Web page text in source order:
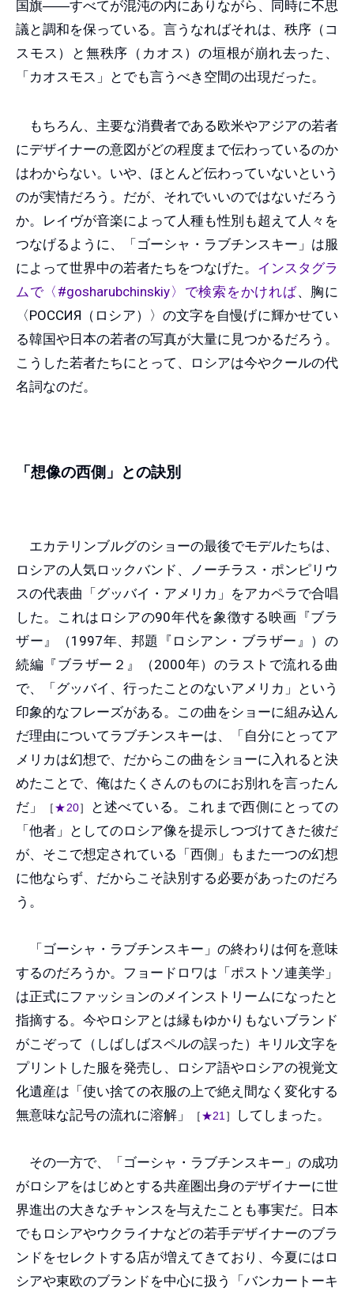
国旗――すべてが混沌の内にありながら、同時に不思
議と調和を保っている。言うなればそれは、秩序（コ
スモス）と無秩序（カオス）の垣根が崩れ去った、
「カオスモス」とでも言うべき空間の出現だった。
もちろん、主要な消費者である欧米やアジアの若者
にデザイナーの意図がどの程度まで伝わっているのか
はわからない。いや、ほとんど伝わっていないという
のが実情だろう。だが、それでいいのではないだろう
か。レイヴが音楽によって人種も性別も超えて人々を
つなげるように、「ゴーシャ・ラブチンスキー」は服
によって世界中の若者たちをつなげた。 インスタグラ
ムで〈#gosharubchinskiy〉で検索をかければ、胸に
〈РОССИЯ（ロシア）〉の文字を自慢げに輝かせてい
る韓国や日本の若者の写真が大量に見つかるだろう。
こうした若者たちにとって、ロシアは今やクールの代
名詞なのだ。
「想像の西側」との訣別
エカテリンブルグのショーの最後でモデルたちは、
ロシアの人気ロックバンド、ノーチラス・ポンピリウ
スの代表曲「グッバイ・アメリカ」をアカペラで合唱
した。これはロシアの90年代を象徴する映画『ブラ
ザー』（1997年、邦題『ロシアン・ブラザー』）の
続編『ブラザー２』（2000年）のラストで流れる曲
で、「グッバイ、行ったことのないアメリカ」という
印象的なフレーズがある。この曲をショーに組み込ん
だ理由についてラブチンスキーは、「自分にとってア
メリカは幻想で、だからこの曲をショーに入れると決
めたことで、俺はたくさんのものにお別れを言ったん
だ」
［ ★20］
と述べている。これまで西側にとっての
「他者」としてのロシア像を提示しつづけてきた彼だ
が、そこで想定されている「西側」もまた一つの幻想
に他ならず、だからこそ訣別する必要があったのだろ
う。
「ゴーシャ・ラブチンスキー」の終わりは何を意味
するのだろうか。フョードロワは「ポストソ連美学」
は正式にファッションのメインストリームになったと
指摘する。今やロシアとは縁もゆかりもないブランド
がこぞって（しばしばスペルの誤った）キリル文字を
プリントした服を発売し、ロシア語やロシアの視覚文
化遺産は「使い捨ての衣服の上で絶え間なく変化する
無意味な記号の流れに溶解」
［ ★21 ］ してしまった。
その一方で、「ゴーシャ・ラブチンスキー」の成功
がロシアをはじめとする共産圏出身のデザイナーに世
界進出の大きなチャンスを与えたことも事実だ。日本
でもロシアやウクライナなどの若手デザイナーのブラ
ンドをセレクトする店が増えてきており、今夏にはロ
シアや東欧のブランドを中心に扱う「バンカートーキ